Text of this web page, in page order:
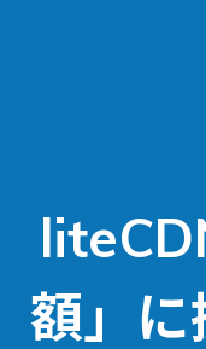
額」に